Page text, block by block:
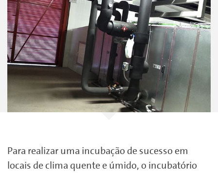
Para realizar uma incubação de sucesso em
locais de clima quente e úmido, o incubatório